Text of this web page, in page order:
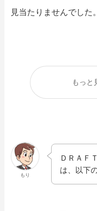
見当たりませんでした。
もっと
もり
ＤＲＡＦ
は、以下